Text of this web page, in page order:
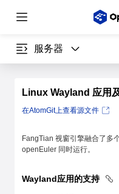
服务器
Linux Wayland 应用
在AtomGit上查看源文件
FangTian 视窗引擎融合了多
openEuler 同时运行。
Wayland应用的支持